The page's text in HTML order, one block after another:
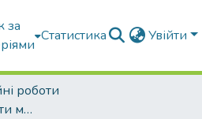
за
Статистика Увійти
роботи
Кваліфікаційні роботи магістрів